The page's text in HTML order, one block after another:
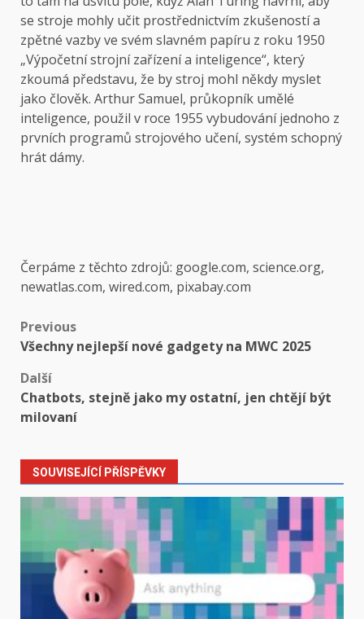
se stroje mohly učit prostřednictvím zkušeností a
zpětné vazby ve svém slavném papíru z roku 1950
„Výpočetní strojní zařízení a inteligence“, který
zkoumá představu, že by stroj mohl někdy myslet
jako člověk. Arthur Samuel, průkopník umělé
inteligence, použil v roce 1955 vybudování jednoho z
prvních programů strojového učení, systém schopný
hrát dámy.
Čerpáme z těchto zdrojů: google.com, science.org,
newatlas.com, wired.com, pixabay.com
Post
navigation
Previous
Všechny nejlepší nové gadgety na MWC 2025
Další
Chatbots, stejně jako my ostatní, jen chtějí být
milovaní
SOUVISEJÍCÍ PŘÍSPĚVKY